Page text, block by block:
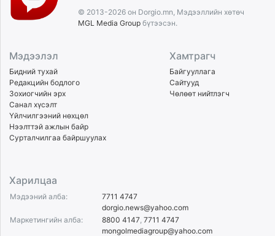
© 2013-2026 он Dorgio.mn, Мэдээллийн хөтөч
MGL Media Group бүтээсэн.
Мэдээлэл
Бидний тухай
Редакцийн бодлого
Зохиогчийн эрх
Санал хүсэлт
Үйлчилгээний нөхцөл
Нээлттэй ажлын байр
Сурталчилгаа байршуулах
Хамтрагч
Байгууллага
Сайтууд
Чөлөөт нийтлэгч
Харилцаа
Мэдээний алба:
7711 4747
dorgio.news@yahoo.com
Маркетингийн алба:
8800 4147 7711 4747
mongolmediagroup@yahoo.com